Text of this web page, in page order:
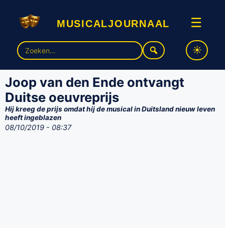
musicaljournaal ☰
Zoek
naar:
Joop van den Ende ontvangt
Duitse oeuvreprijs
Hij kreeg de prijs omdat hij de musical in Duitsland nieuw leven
heeft ingeblazen
08/10/2019 - 08:37